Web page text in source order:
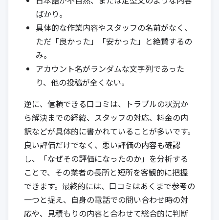
ばかり。
具体的な作業内容やスタッフの名前がなく、
ただ「良かった」「安かった」と絶賛するの
み。
アカウント名がランダムな文字列であった
り、他の投稿が全くない。
逆に、信頼できる口コミは、トラブルの状況か
ら解決までの経緯、スタッフの対応、料金の内
訳などが具体的に書かれていることが多いです。
良い評価だけでなく、悪い評価の内容も確認
し、「なぜその評価になったのか」を分析する
ことで、その業者の長所と短所を客観的に把握
できます。最終的には、口コミはあくまで参考の
一つと捉え、自身の電話での問い合わせ時の対
応や、見積もりの内容と合わせて総合的に判断